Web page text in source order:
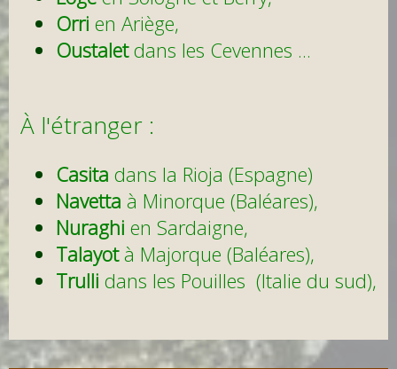
Orri en Ariège,
Oustaletdans les Cevennes ...
À l'étranger :
Casita dans la Rioja (Espagne)
Navetta à Minorque (Baléares),
Nuraghi en Sardaigne,
Talayotà Majorque (Baléares),
Trulli dans les Pouilles (Italie du sud),